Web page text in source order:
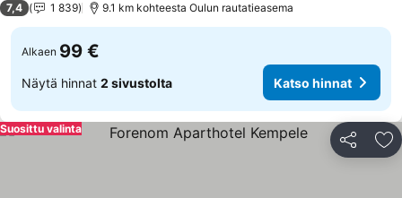
7,4 1 839 9.1 km kohteesta Oulun rautatieasema
Alkaen 99 €
Näytä hinnat 2 sivustolta Katso hinnat
Jaa
Suosittu valinta